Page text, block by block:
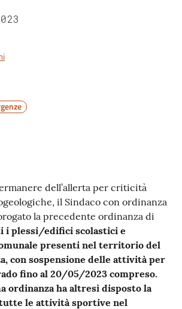
dell’allerta per criticità
il Sindaco con ordinanza
la precedente ordinanza di
i plessi/edifici scolastici e
presenti nel territorio del
con sospensione delle attività per
fino al 20/05/2023 compreso.
ordinanza ha altresì disposto la
le attività sportive nel